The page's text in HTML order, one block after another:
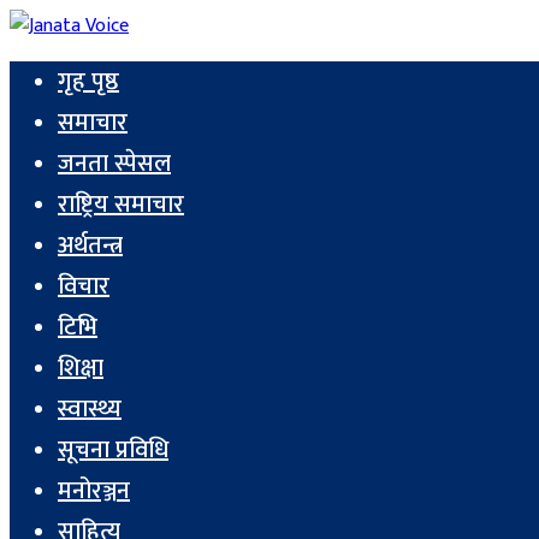
गृह पृष्ठ
समाचार
जनता स्पेसल
राष्ट्रिय समाचार
अर्थतन्त्र
विचार
टिभि
शिक्षा
स्वास्थ्य
सूचना प्रविधि
मनोरञ्जन